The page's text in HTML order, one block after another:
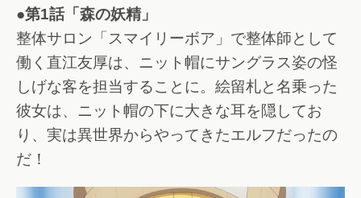
●第1話「森の妖精」
整体サロン「スマイリーボア」で整体師として
働く直江友厚は、ニット帽にサングラス姿の怪
しげな客を担当することに。絵留札と名乗った
彼女は、ニット帽の下に大きな耳を隠してお
り、実は異世界からやってきたエルフだったの
だ！